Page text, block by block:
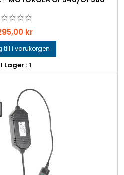
kr
till i varukorgen
I Lager : 1